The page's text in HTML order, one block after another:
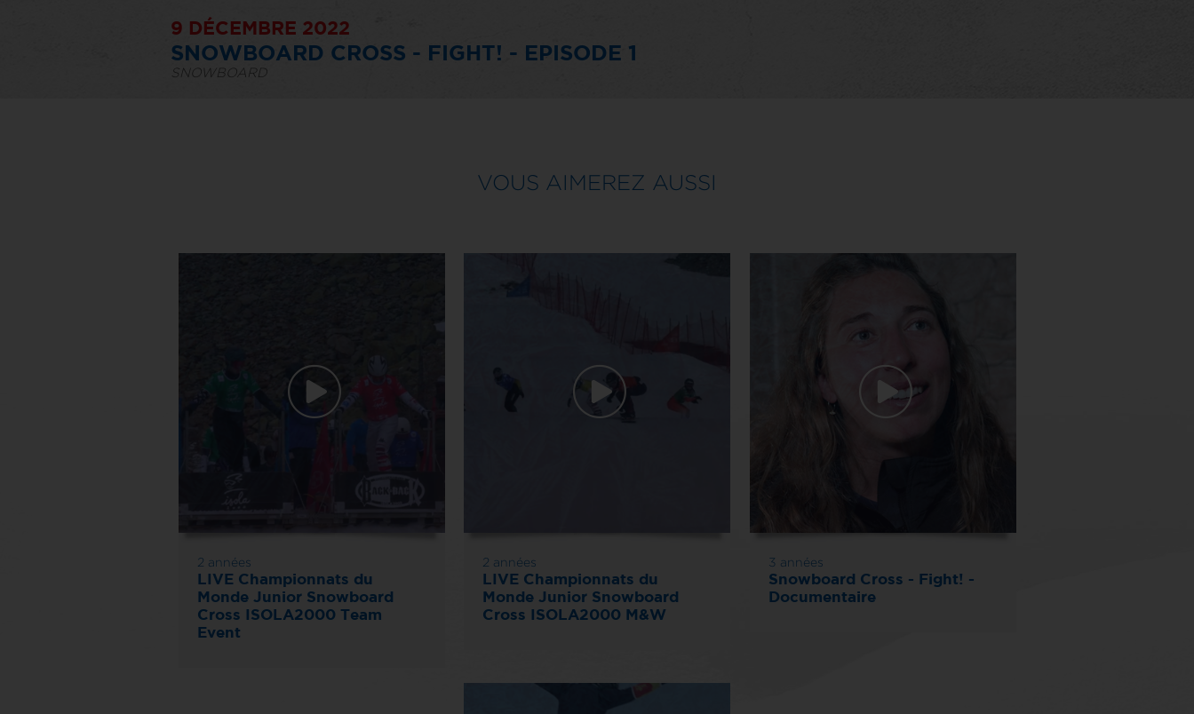
9 DÉCEMBRE 2022
SNOWBOARD CROSS - FIGHT! - EPISODE 1
SNOWBOARD
VOUS AIMEREZ AUSSI
2 années
LIVE Championnats du
Monde Junior Snowboard
Cross ISOLA2000 Team
Event
2 années
LIVE Championnats du
Monde Junior Snowboard
Cross ISOLA2000 M&W
3 années
Snowboard Cross - Fight! -
Documentaire